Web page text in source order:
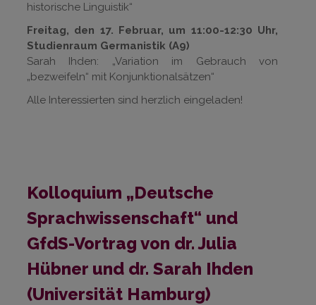
historische Linguistik“
Freitag, den 17. Februar, um 11:00-12:30 Uhr,
Studienraum Germanistik (A9)
Sarah Ihden: „Variation im Gebrauch von
„bezweifeln“ mit Konjunktionalsätzen“
Alle Interessierten sind herzlich eingeladen!
Kolloquium „Deutsche
Sprachwissenschaft“ und
GfdS-Vortrag von dr. Julia
Hübner und dr. Sarah Ihden
(Universität Hamburg)